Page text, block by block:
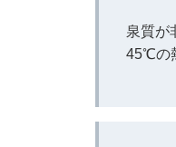
泉質が
45℃の